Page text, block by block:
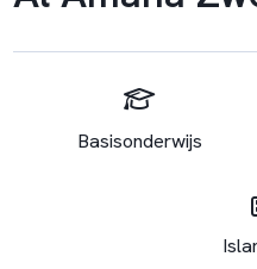
Basisonderwijs